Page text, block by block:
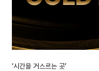
‘시간을 거스르는 곳’